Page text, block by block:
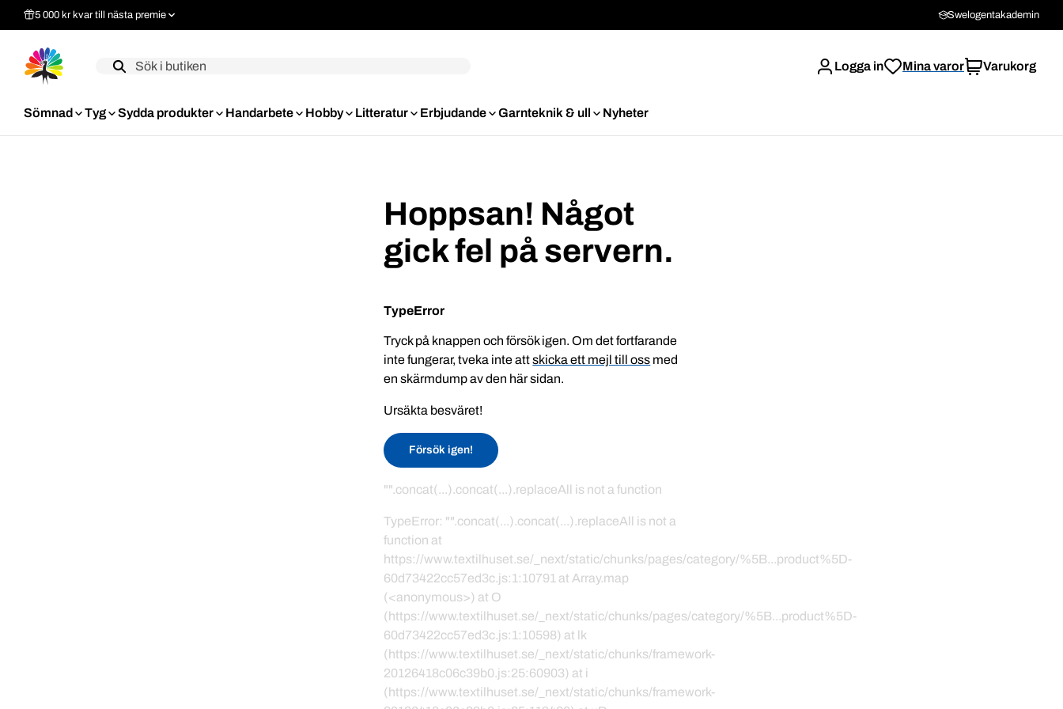
5 000 kr kvar till nästa premie Swelogentakademin
Label Logga in Mina varor Varukorg
Sömnad Tyg Sydda produkter Handarbete Hobby Litteratur Erbjudande Garnteknik & ull Nyheter
Hoppsan! Något
gick fel på servern.
TypeError
Tryck på knappen och försök igen. Om det fortfarande
inte fungerar, tveka inte attskicka ett mejl till oss med
en skärmdump av den här sidan.
Ursäkta besväret!
Försök igen!
"".concat(...).concat(...).replaceAll is not a function
TypeError: "".concat(...).concat(...).replaceAll is not a
function at
https://www.textilhuset.se/_next/static/chunks/pages/category/%5B...product%5D-
60d73422cc57ed3c.js:1:10791 at Array.map
(<anonymous>) at O
(https://www.textilhuset.se/_next/static/chunks/pages/category/%5B...product%5D-
60d73422cc57ed3c.js:1:10598) at lk
(https://www.textilhuset.se/_next/static/chunks/framework-
20126418c06c39b0.js:25:60903) at i
(https://www.textilhuset.se/_next/static/chunks/framework-